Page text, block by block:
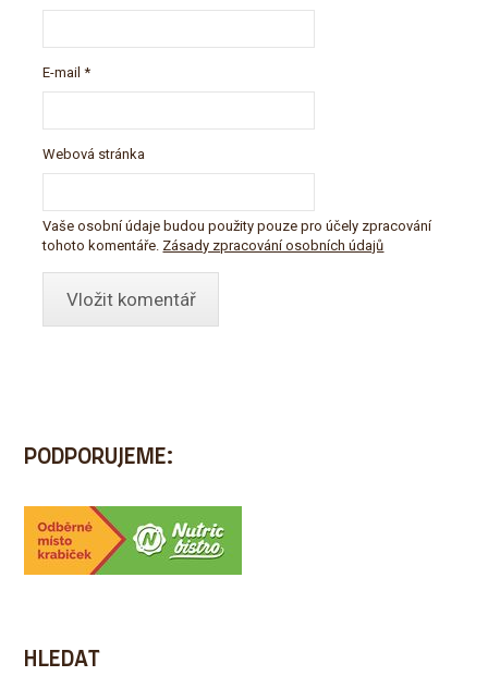
E-mail*
Webová stránka
Vaše osobní údaje budou použity pouze pro účely zpracování
tohoto komentáře. Zásady zpracování osobních údajů
PODPORUJEME:
HLEDAT